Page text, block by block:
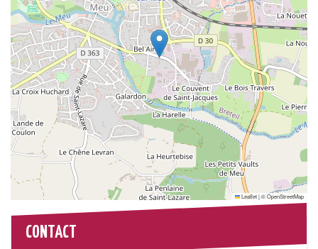
Leaflet|©OpenStreetMap
CONTACT